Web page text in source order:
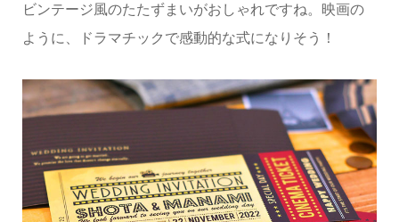
ビンテージ風のたたずまいがおしゃれですね。映画の
ように、ドラマチックで感動的な式になりそう！